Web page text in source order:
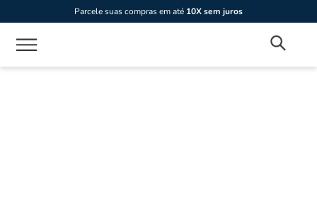
Parcele suas compras em até 10X sem juros